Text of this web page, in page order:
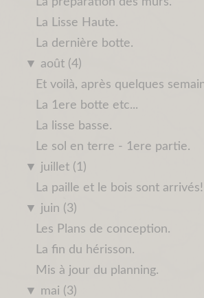
La Lisse Haute.
La dernière botte.
▼ août (4)
Et voilà, après quelques
La 1ere botte etc...
La lisse basse.
Le sol en terre - 1ere partie.
▼ juillet (1)
La paille et le bois sont arrivés!
▼ juin (3)
Les Plans de conception.
La fin du hérisson.
Mis à jour du planning.
▼ mai (3)